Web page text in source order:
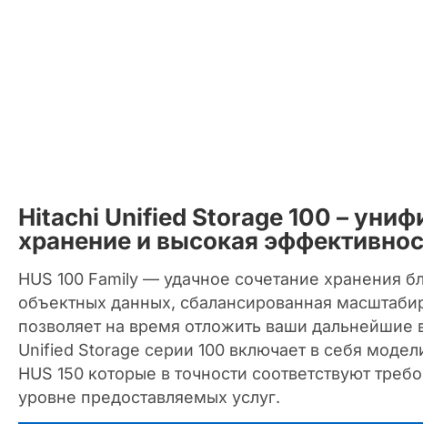
Hitachi Unified Storage 100 –
хранение и высокая
HUS 100 Family — удачное сочетание хранения
объектных данных, сбалансированная
позволяет на время отложить ваши дальнейшие
Unified Storage серии 100 включает в себя
HUS 150 которые в точности соответствуют
уровне предоставляемых услуг.